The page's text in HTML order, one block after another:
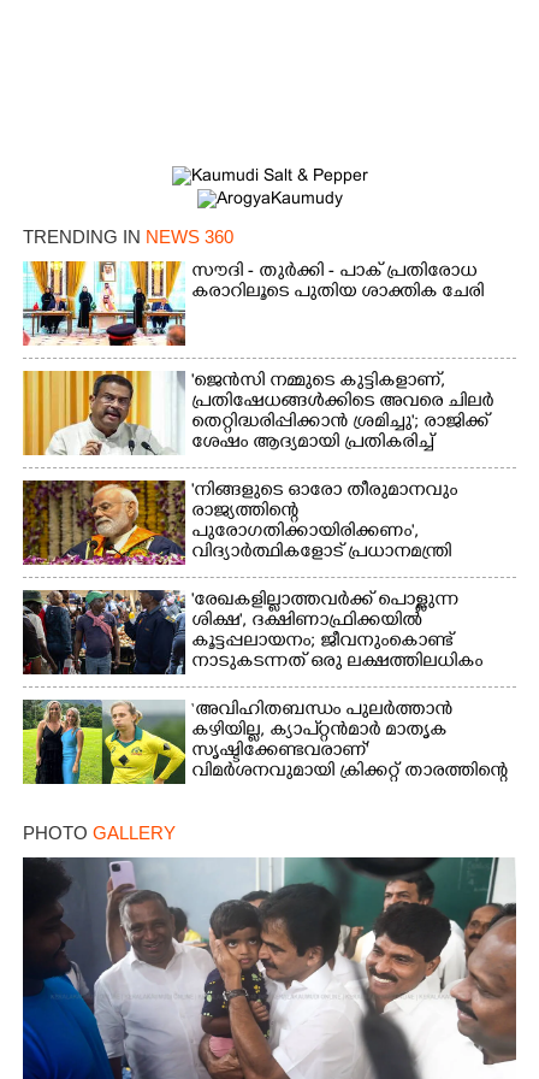
TRENDING IN NEWS 360
സൗദി - തുർക്കി - പാക് പ്രതിരോധ
കരാറിലൂടെ പുതിയ ശാക്തിക ചേരി
'ജെൻസി നമ്മുടെ കുട്ടികളാണ്,
പ്രതിഷേധങ്ങൾക്കിടെ അവരെ ചിലർ
തെറ്റിദ്ധരിപ്പിക്കാൻ ശ്രമിച്ചു'; രാജിക്ക്
ശേഷം ആദ്യമായി പ്രതികരിച്ച്
ധർമ്മേന്ദ്ര പ്രധാൻ
'നിങ്ങളുടെ ഓരോ തീരുമാനവും
രാജ്യത്തിന്റെ
പുരോഗതിക്കായിരിക്കണം',​
വിദ്യാർത്ഥികളോട് പ്രധാനമന്ത്രി
'രേഖകളില്ലാത്തവർക്ക് പൊള്ളുന്ന
ശിക്ഷ', ദക്ഷിണാഫ്രിക്കയിൽ
കൂട്ടപ്പലായനം; ജീവനുംകൊണ്ട്
നാടുകടന്നത് ഒരു ലക്ഷത്തിലധികം
പേർ
‘അവിഹിതബന്ധം പുലർത്താൻ
കഴിയില്ല,​ ക്യാപ്റ്റൻമാർ മാതൃക
സൃഷ്ടിക്കേണ്ടവരാണ്'
വിമർശനവുമായി ക്രിക്കറ്റ് താരത്തിന്റെ
PHOTO GALLERY